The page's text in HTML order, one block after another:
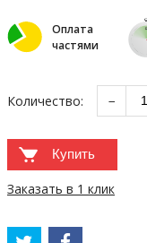
Оплата
частями
Количество: −
Купить
Заказать в 1 клик